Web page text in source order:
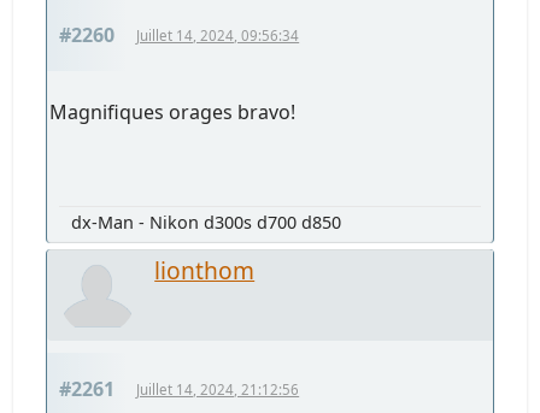
#2260 Juillet 14, 2024, 09:56:34
Magnifiques orages bravo!
dx-Man - Nikon d300s d700 d850
lionthom
#2261 Juillet 14, 2024, 21:12:56